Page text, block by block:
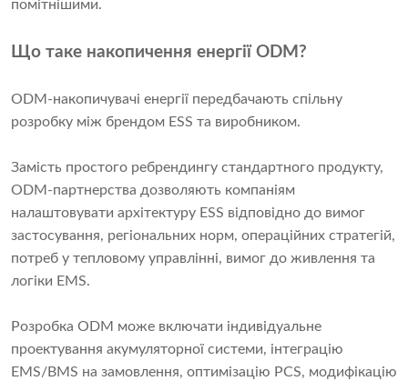
помітнішими.
Що таке накопичення енергії ODM?
ODM-накопичувачі енергії передбачають спільну
розробку між брендом ESS та виробником.
Замість простого ребрендингу стандартного продукту,
ODM-партнерства дозволяють компаніям
налаштовувати архітектуру ESS відповідно до вимог
застосування, регіональних норм, операційних стратегій,
потреб у тепловому управлінні, вимог до живлення та
логіки EMS.
Розробка ODM може включати індивідуальне
проектування акумуляторної системи, інтеграцію
EMS/BMS на замовлення, оптимізацію PCS, модифікацію